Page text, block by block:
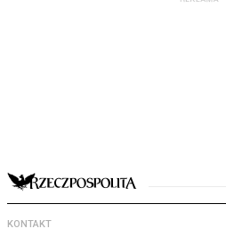
KONTAKT